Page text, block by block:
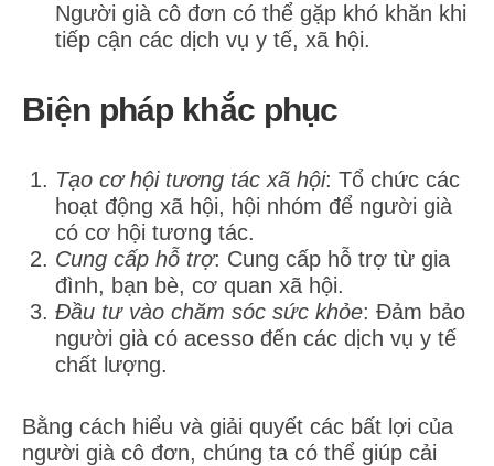
Người già cô đơn có thể gặp khó khăn khi
tiếp cận các dịch vụ y tế, xã hội.
Biện pháp khắc phục
Tạo cơ hội tương tác xã hội: Tổ chức các
hoạt động xã hội, hội nhóm để người già
có cơ hội tương tác.
Cung cấp hỗ trợ: Cung cấp hỗ trợ từ gia
đình, bạn bè, cơ quan xã hội.
Đầu tư vào chăm sóc sức khỏe: Đảm bảo
người già có acesso đến các dịch vụ y tế
chất lượng.
Bằng cách hiểu và giải quyết các bất lợi của
người già cô đơn, chúng ta có thể giúp cải